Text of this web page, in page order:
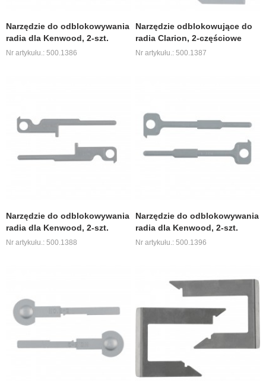
Narzędzie do odblokowywania
radia dla Kenwood, 2-szt.
Nr artykułu.: 500.1386
Narzędzie odblokowujące do
radia Clarion, 2-częściowe
Nr artykułu.: 500.1387
Narzędzie do odblokowywania
radia dla Kenwood, 2-szt.
Nr artykułu.: 500.1388
Narzędzie do odblokowywania
radia dla Kenwood, 2-szt.
Nr artykułu.: 500.1396